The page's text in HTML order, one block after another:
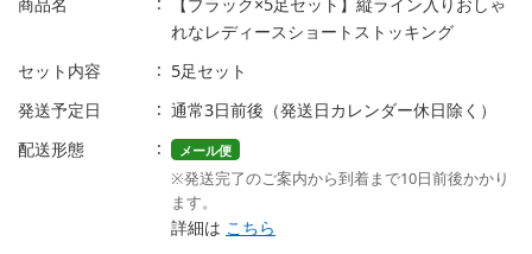
れなレディースショートストッキング
セット内容
5足セット
発送予定日
通常3日前後（発送日カレンダー休日除く）
配送形態
メール便
※発送完了のご案内から到着まで10日前後かかり
ます。
詳細は こちら